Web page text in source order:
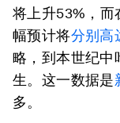
将上升53%，而
幅预计将分别高
略，到本世纪中
生。这一数据是
多。